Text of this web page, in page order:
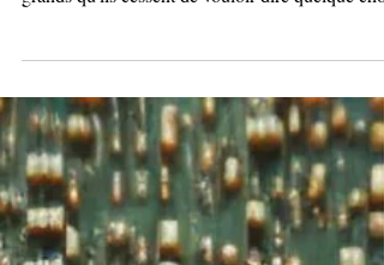
recule, eau qu'on ne sait plus chiffrer, chiffres si
tribunal suspend un data center dans la Drôme,
une ingénieure refuse d'y toucher au nom de sa
un pape y consacre sa première encyclique.
de ces signaux ne suffit seul à enrayer la machine.
Ensemble, ils posent une question simple : et si
nous avions confondu vitesse